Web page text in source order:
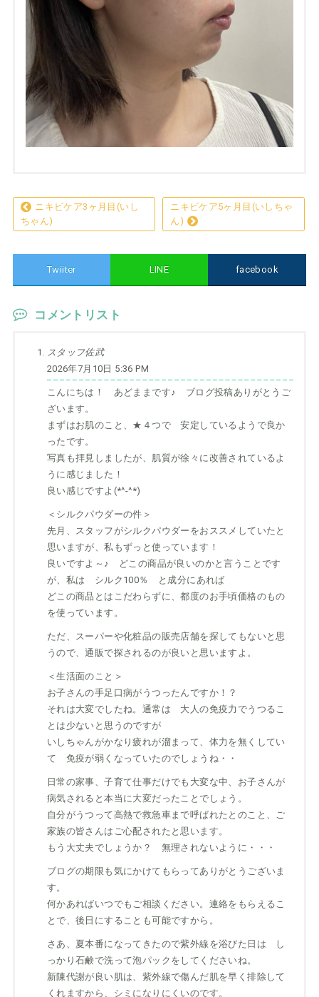
ニキビケア3ヶ月目(いし
ちゃん)
ニキビケア5ヶ月目(いしちゃ
ん)
Twiiter LINE facebook
コメントリスト
スタッフ佐武
2026年7月10日 5:36 PM
こんにちは！ あどままです♪ ブログ投稿ありがとうご
ざいます。
まずはお肌のこと、★４つで 安定しているようで良か
ったです。
写真も拝見しましたが、肌質が徐々に改善されているよ
うに感じました！
良い感じですよ(*^-^*)
＜シルクパウダーの件＞
先月、スタッフがシルクパウダーをおススメしていたと
思いますが、私もずっと使っています！
良いですよ～♪ どこの商品が良いのかと言うことです
が、私は シルク100％ と成分にあれば
どこの商品とはこだわらずに、都度のお手頃価格のもの
を使っています。
ただ、スーパーや化粧品の販売店舗を探してもないと思
うので、通販で探されるのが良いと思いますよ。
＜生活面のこと＞
お子さんの手足口病がうつったんですか！？
それは大変でしたね。通常は 大人の免疫力でうつるこ
とは少ないと思うのですが
いしちゃんがかなり疲れが溜まって、体力を無くしてい
て 免疫が弱くなっていたのでしょうね・・
日常の家事、子育て仕事だけでも大変な中、お子さんが
病気されると本当に大変だったことでしょう。
自分がうつって高熱で救急車まで呼ばれたとのこと、ご
家族の皆さんはご心配されたと思います。
もう大丈夫でしょうか？ 無理されないように・・・
ブログの期限も気にかけてもらってありがとうございま
す。
何かあればいつでもご相談ください。連絡をもらえるこ
とで、後日にすることも可能ですから。
さあ、夏本番になってきたので紫外線を浴びた日は し
っかり石鹸で洗って泡パックをしてくださいね。
新陳代謝が良い肌は、紫外線で傷んだ肌を早く排除して
くれますから、シミになりにくいのです。